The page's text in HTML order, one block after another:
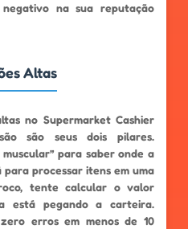
na sua reputação
Altas
no Supermarket Cashier
são seus dois pilares.
para saber onde a
processar itens em uma
tente calcular o valor
está pegando a carteira.
erros em menos de 10